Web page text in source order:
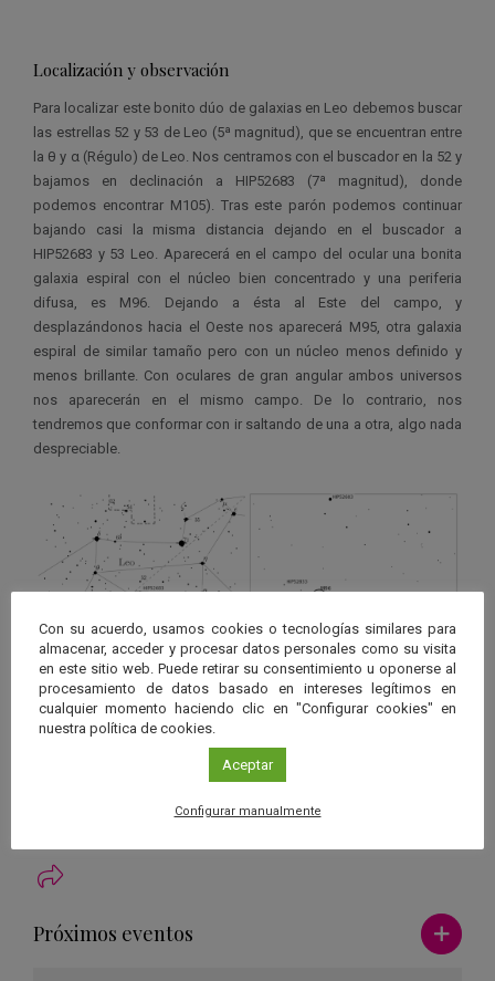
Localización y observación
Para localizar este bonito dúo de galaxias en Leo debemos buscar
las estrellas 52 y 53 de Leo (5ª magnitud), que se encuentran entre
la θ y α (Régulo) de Leo. Nos centramos con el buscador en la 52 y
bajamos en declinación a HIP52683 (7ª magnitud), donde
podemos encontrar M105). Tras este parón podemos continuar
bajando casi la misma distancia dejando en el buscador a
HIP52683 y 53 Leo. Aparecerá en el campo del ocular una bonita
galaxia espiral con el núcleo bien concentrado y una periferia
difusa, es M96. Dejando a ésta al Este del campo, y
desplazándonos hacia el Oeste nos aparecerá M95, otra galaxia
espiral de similar tamaño pero con un núcleo menos definido y
menos brillante. Con oculares de gran angular ambos universos
nos aparecerán en el mismo campo. De lo contrario, nos
tendremos que conformar con ir saltando de una a otra, algo nada
despreciable.
Mapa estelar para localizar M95 y M96 en la constelación de Leo.
Datos de las estrellas con magnitud superior a 3.0 provienen del
Próximos eventos Ver más
Con su acuerdo, usamos cookies o tecnologías similares para
almacenar, acceder y procesar datos personales como su visita
en este sitio web. Puede retirar su consentimiento u oponerse al
procesamiento de datos basado en intereses legítimos en
cualquier momento haciendo clic en "Configurar cookies" en
nuestra política de cookies.
Aceptar
Configurar manualmente